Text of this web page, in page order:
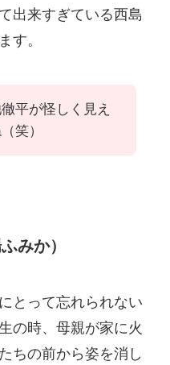
出来すぎている西島
す。
平が怪しく見え
笑）
みか）
とって忘れられない
の時、母親が家に火
ちの前から姿を消し